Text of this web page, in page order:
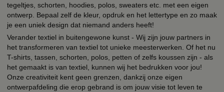
tegeltjes, schorten, hoodies, polos, sweaters etc. met een eigen
ontwerp. Bepaal zelf de kleur, opdruk en het lettertype en zo maak
je een uniek design dat niemand anders heeft!
Verander textiel in buitengewone kunst - Wij zijn jouw partners in
het transformeren van textiel tot unieke meesterwerken. Of het nu
T-shirts, tassen, schorten, polos, petten of zelfs koussen zijn - als
het gemaakt is van textiel, kunnen wij het bedrukken voor jou!
Onze creativiteit kent geen grenzen, dankzij onze eigen
ontwerpafdeling die erop gebrand is om jouw visie tot leven te